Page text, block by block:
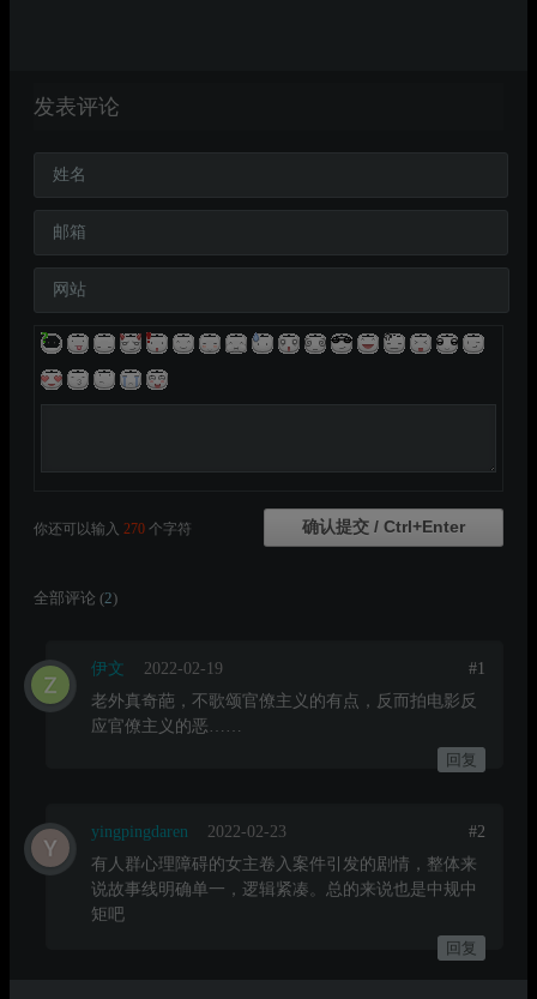
发表评论
姓名
邮箱
网站
你还可以输入 270 个字符
全部评论 (2)
伊文 2022-02-19
#1
老外真奇葩，不歌颂官僚主义的有点，反而拍电影反
应官僚主义的恶……
回复
yingpingdaren 2022-02-23
#2
有人群心理障碍的女主卷入案件引发的剧情，整体来
说故事线明确单一，逻辑紧凑。总的来说也是中规中
矩吧
回复